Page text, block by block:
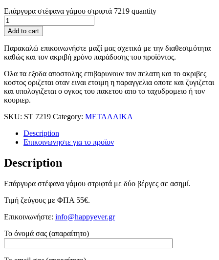
Επάργυρα στέφανα γάμου στριφτά 7219 quantity
Add to cart
Παρακαλώ επικοινωνήστε μαζί μας σχετικά με την διαθεσιμότητα
καθώς και τον ακριβή χρόνο παράδοσης του προϊόντος.
Ολα τα εξοδα αποστολης επιβαρυνουν τον πελατη και το ακριβες
κοστος οριζεται οταν ειναι ετοιμη η παραγγελια οποτε και ζυγιζεται
και υπολογιζεται ο ογκος του πακετου απο το ταχυδρομειο ή τον
κουριερ.
SKU: ST 7219 Category: ΜΕΤΑΛΛΙΚΑ
Description
Επικοινωνηστε για το προϊoν
Description
Επάργυρα στέφανα γάμου στριφτά με δύο βέργες σε ασημί.
Τιμή ζεύγους με ΦΠΑ 55€.
Επικοινωνήστε: info@happyever.gr
Το όνομά σας (απαραίτητο)